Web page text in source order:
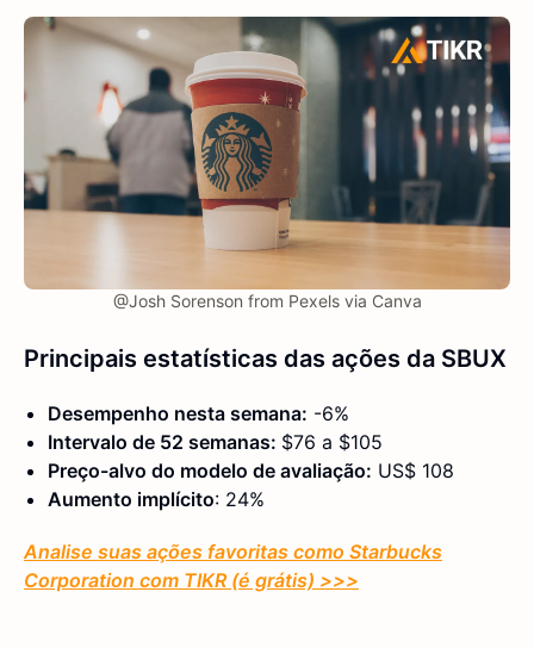
@Josh Sorenson from Pexels via Canva
Principais estatísticas das ações da SBUX
Desempenho nesta semana: -6%
Intervalo de 52 semanas: $76 a $105
Preço-alvo do modelo de avaliação: US$ 108
Aumento implícito: 24%
Analise suas ações favoritas como Starbucks
Corporation com TIKR (é grátis) >>>